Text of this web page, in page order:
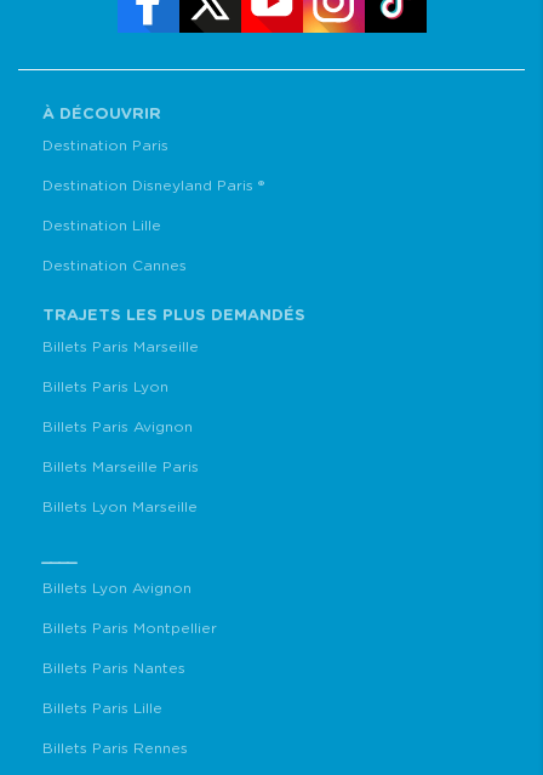
À DÉCOUVRIR
Destination Paris
Destination Disneyland Paris ®
Destination Lille
Destination Cannes
TRAJETS LES PLUS DEMANDÉS
Billets Paris Marseille
Billets Paris Lyon
Billets Paris Avignon
Billets Marseille Paris
Billets Lyon Marseille
Billets Lyon Avignon
Billets Paris Montpellier
Billets Paris Nantes
Billets Paris Lille
Billets Paris Rennes